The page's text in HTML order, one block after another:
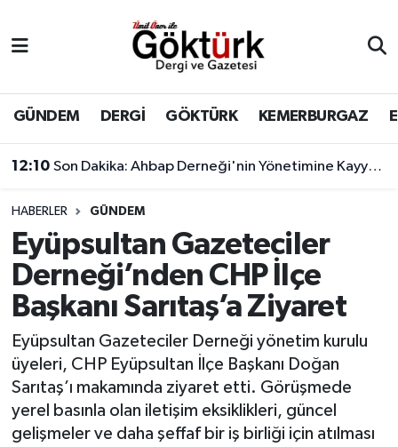
GÜNDEM DERGİ GÖKTÜRK KEMERBURGAZ
12:10 Son Dakika: Ahbap Derneği'nin Yönetimine Kayyum Atandı
HABERLER GÜNDEM
Eyüpsultan Gazeteciler
Derneği’nden CHP İlçe
Başkanı Sarıtaş’a Ziyaret
Eyüpsultan Gazeteciler Derneği yönetim kurulu
üyeleri, CHP Eyüpsultan İlçe Başkanı Doğan
Sarıtaş’ı makamında ziyaret etti. Görüşmede
yerel basınla olan iletişim eksiklikleri, güncel
gelişmeler ve daha şeffaf bir iş birliği için atılması
BİLİM
DERGİ
DÜNYA
EĞİTİM
EKONOMİ
GÖKTÜRK
GÜNDEM
KEMERBURGAZ
Eyüpsultan Hava Durumu
Eyüpsultan Trafik Yoğunluk Haritası
Süper Lig Puan Durumu ve Fikstür
Tüm Manşetler
Son Dakika Haberleri
Haber Arşivi